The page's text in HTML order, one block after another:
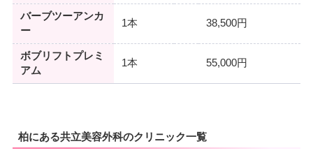
バーブツーアンカ
ー
1本 38,500円
ボブリフトプレミ
アム
1本 55,000円
柏にある共立美容外科のクリニック一覧